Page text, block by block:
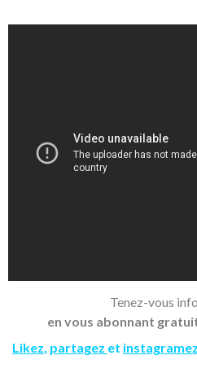
Tenez-vous
en vous abonnant
Likez, partagez et instagramez